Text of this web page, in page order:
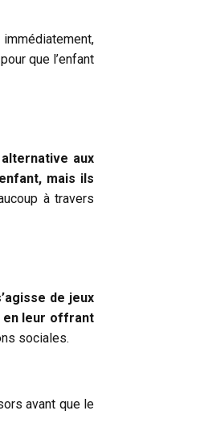
que l’enfant
aux
mais ils
à travers
de jeux
en leur offrant
sociales.
avant que le